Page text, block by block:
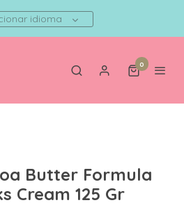
idioma
0
Butter Formula
Cream 125 Gr